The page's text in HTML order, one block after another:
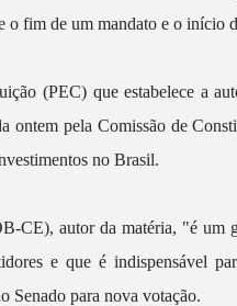
o fim de um mandato e o início
(PEC) que estabelece a
ontem pela Comissão de
no Brasil.
CE), autor da matéria, "é um
e que é indispensável
Senado para nova votação.